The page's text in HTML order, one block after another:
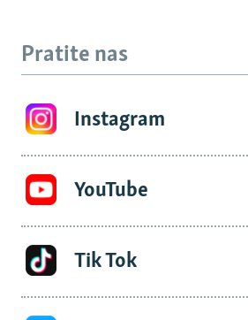
Pratite nas
Instagram
YouTube
Tik Tok